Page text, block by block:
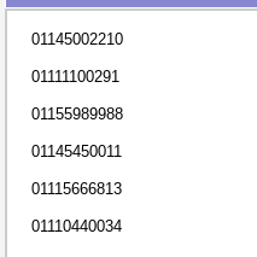
01145002210
01111100291
01155989988
01145450011
01115666813
01110440034